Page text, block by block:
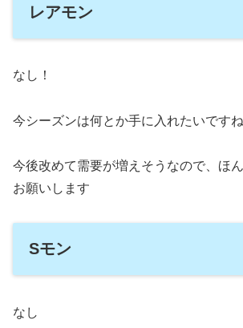
レアモン
なし！
今シーズンは何とか手に入れたいですね
今後改めて需要が増えそうなので、ほ
お願いします
Sモン
なし